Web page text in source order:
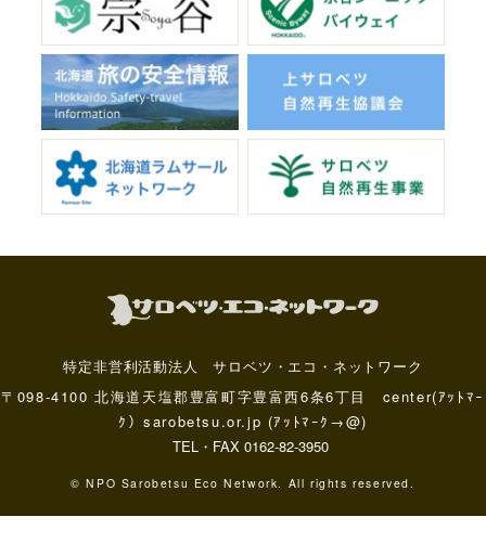
特定非営利活動法人 サロベツ・エコ・ネットワーク
〒098-4100 北海道天塩郡豊富町字豊富西6条6丁目 center(ｱｯﾄﾏｰ
ｸ）sarobetsu.or.jp (ｱｯﾄﾏｰｸ→@)
TEL・FAX 0162-82-3950
© NPO Sarobetsu Eco Network. All rights reserved.